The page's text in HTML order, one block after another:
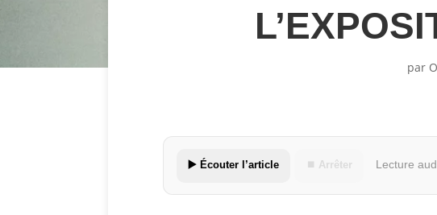
par
▶️ Écouter l’article ⏹ Arrêter Lecture